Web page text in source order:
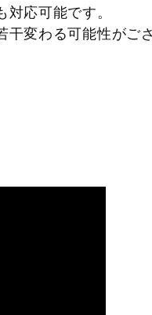
対応可能です。
干変わる可能性が